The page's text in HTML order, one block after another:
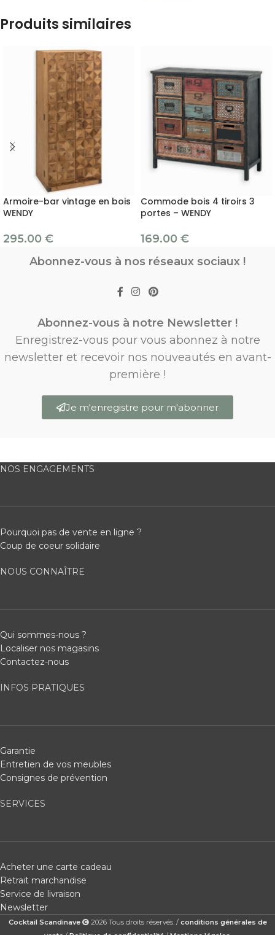
Produits similaires
Armoire-bar vintage en bois
WENDY
295.00 €
Commode bois 4 tiroirs 3
portes – WENDY
169.00 €
Abonnez-vous à nos réseaux sociaux !
Abonnez-vous à notre Newsletter !
Enregistrez-vous pour vous abonnez à notre
newsletter et recevoir nos nouveautés en avant-
première !
Je m'enregistre pour m'abonner
NOS ENGAGEMENTS
Pourquoi pas de vente en ligne ?
Coup de coeur solidaire
NOUS CONNAÎTRE
Qui sommes-nous ?
Localiser nos magasins
Contactez-nous
INFOS PRATIQUES
Garantie
Entretien de vos meubles
Consignes de prévention
SERVICES
Acheter une carte cadeau
Retrait marchandise
Service de livraison
Newsletter
Cocktail Scandinave 2026 Tous droits réservés. / conditions générales de